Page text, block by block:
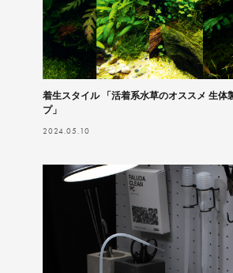
着生スタイル 「活着系水草のオススメ 生体
プ」
2024.05.10